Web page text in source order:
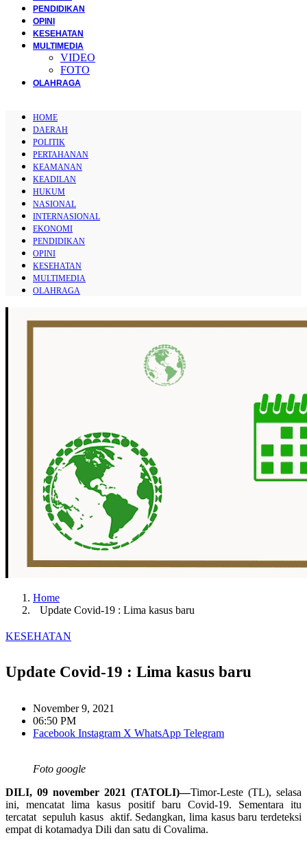
PENDIDIKAN
OPINI
KESEHATAN
MULTIMEDIA
VIDEO
FOTO
OLAHRAGA
HOME
DAERAH
POLITIK
PERTAHANAN
KEAMANAN
KEADILAN
HUKUM
NASIONAL
INTERNASIONAL
EKONOMI
PENDIDIKAN
OPINI
KESEHATAN
MULTIMEDIA
OLAHRAGA
Home
Update Covid-19 : Lima kasus baru
KESEHATAN
Update Covid-19 : Lima kasus baru
November 9, 2021
06:50 PM
Facebook Instagram X WhatsApp Telegram
Foto google
DILI, 09 november 2021 (TATOLI)—Timor-Leste (TL), selasa
ini, mencatat lima kasus positif baru Covid-19. Sementara itu
tercatat sepuluh kasus aktif. Sedangkan, lima kasus baru terdeteksi
empat di kotamadya Dili dan satu di Covalima.